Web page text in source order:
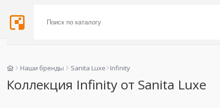
Наши бренды Sanita Luxe Infinity
Коллекция Infinity от Sanita Luxe